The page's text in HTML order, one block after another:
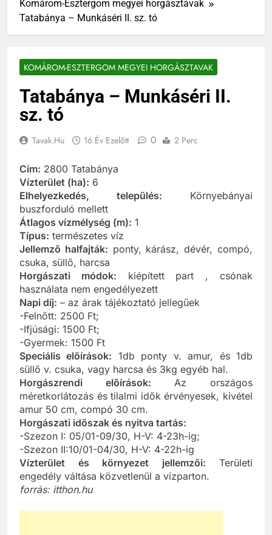
Komárom-Esztergom megyei horgásztavak
Tatabánya – Munkáséri II. sz. tó
KOMÁROM-ESZTERGOM MEGYEI HORGÁSZTAVAK
Tatabánya – Munkáséri II.
sz. tó
Tavak.hu 16 Év Ezelőtt 0 2 Perc
Cím: 2800 Tatabánya
Vízterület (ha): 6
Elhelyezkedés, település: Környebányai
buszforduló mellett
Átlagos vízmélység (m): 1
Típus: természetes víz
Jellemző halfajták: ponty, kárász, dévér, compó,
csuka, süllő, harcsa
Horgászati módok: kiépített part , csónak
használata nem engedélyezett
Napi díj: – az árak tájékoztató jellegűek
-Felnőtt: 2500 Ft;
-Ifjúsági: 1500 Ft;
-Gyermek: 1500 Ft
Speciális előírások: 1db ponty v. amur, és 1db
süllő v. csuka, vagy harcsa és 3kg egyéb hal.
Horgászrendi előírások: Az országos
méretkorlátozás és tilalmi idők érvényesek, kivétel
amur 50 cm, compó 30 cm.
Horgászati időszak és nyitva tartás:
-Szezon I: 05/01-09/30, H-V: 4-23h-ig;
-Szezon II:10/01-04/30, H-V: 4-22h-ig
Vízterület és környezet jellemzői: Területi
engedély váltása közvetlenül a vízparton.
forrás: itthon.hu